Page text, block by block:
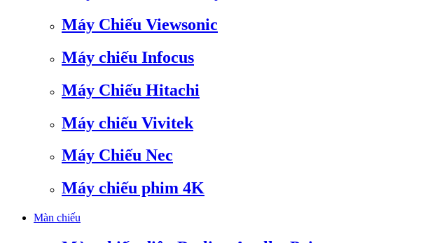
Máy Chiếu Viewsonic
Máy chiếu Infocus
Máy Chiếu Hitachi
Máy chiếu Vivitek
Máy Chiếu Nec
Máy chiếu phim 4K
Màn chiếu